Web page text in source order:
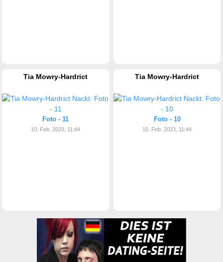
Tia Mowry-Hardrict
Foto - 11
10. Feb. 2023, 11:44
Tia Mowry-Hardrict
Foto - 10
10. Feb. 2023, 11:44